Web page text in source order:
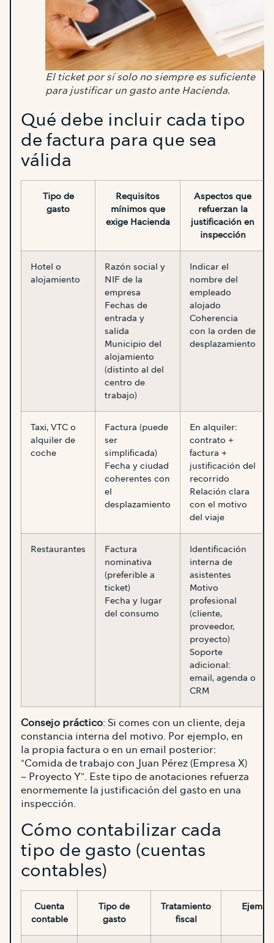
El ticket por sí solo no siempre es suficiente
para justificar un gasto ante Hacienda.
Qué debe incluir cada tipo
de factura para que sea
válida
Tipo de
gasto
Requisitos
mínimos que
exige Hacienda
Aspectos que
refuerzan la
justificación en
inspección
Hotel o
alojamiento
Razón social y
NIF de la
empresa
Fechas de
entrada y
salida
Municipio del
alojamiento
(distinto al del
centro de
trabajo)
Indicar el
nombre del
empleado
alojado
Coherencia
con la orden de
desplazamiento
Taxi, VTC o
alquiler de
coche
Factura (puede
ser
simplificada)
Fecha y ciudad
coherentes con
el
desplazamiento
En alquiler:
contrato +
factura +
justificación del
recorrido
Relación clara
con el motivo
del viaje
Restaurantes
Factura
nominativa
(preferible a
ticket)
Fecha y lugar
del consumo
Identificación
interna de
asistentes
Motivo
profesional
(cliente,
proveedor,
proyecto)
Soporte
adicional:
email, agenda o
CRM
Consejo práctico: Si comes con un cliente, deja
constancia interna del motivo. Por ejemplo, en
la propia factura o en un email posterior:
“Comida de trabajo con Juan Pérez (Empresa X)
– Proyecto Y”. Este tipo de anotaciones refuerza
enormemente la justificación del gasto en una
inspección.
Cómo contabilizar cada
tipo de gasto (cuentas
contables)
Cuenta
contable
Tipo de
gasto
Tratamiento
fiscal